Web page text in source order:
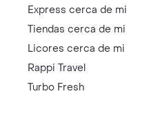
Express cerca de mi
Tiendas cerca de mi
Licores cerca de mi
Rappi Travel
Turbo Fresh